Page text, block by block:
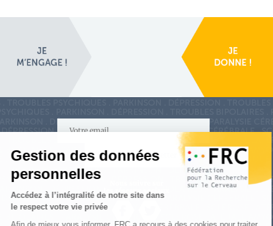
S'inscrire à la newsletter
les réseaux sociaux